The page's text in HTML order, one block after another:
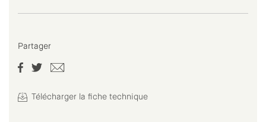
Partager
Télécharger la fiche technique